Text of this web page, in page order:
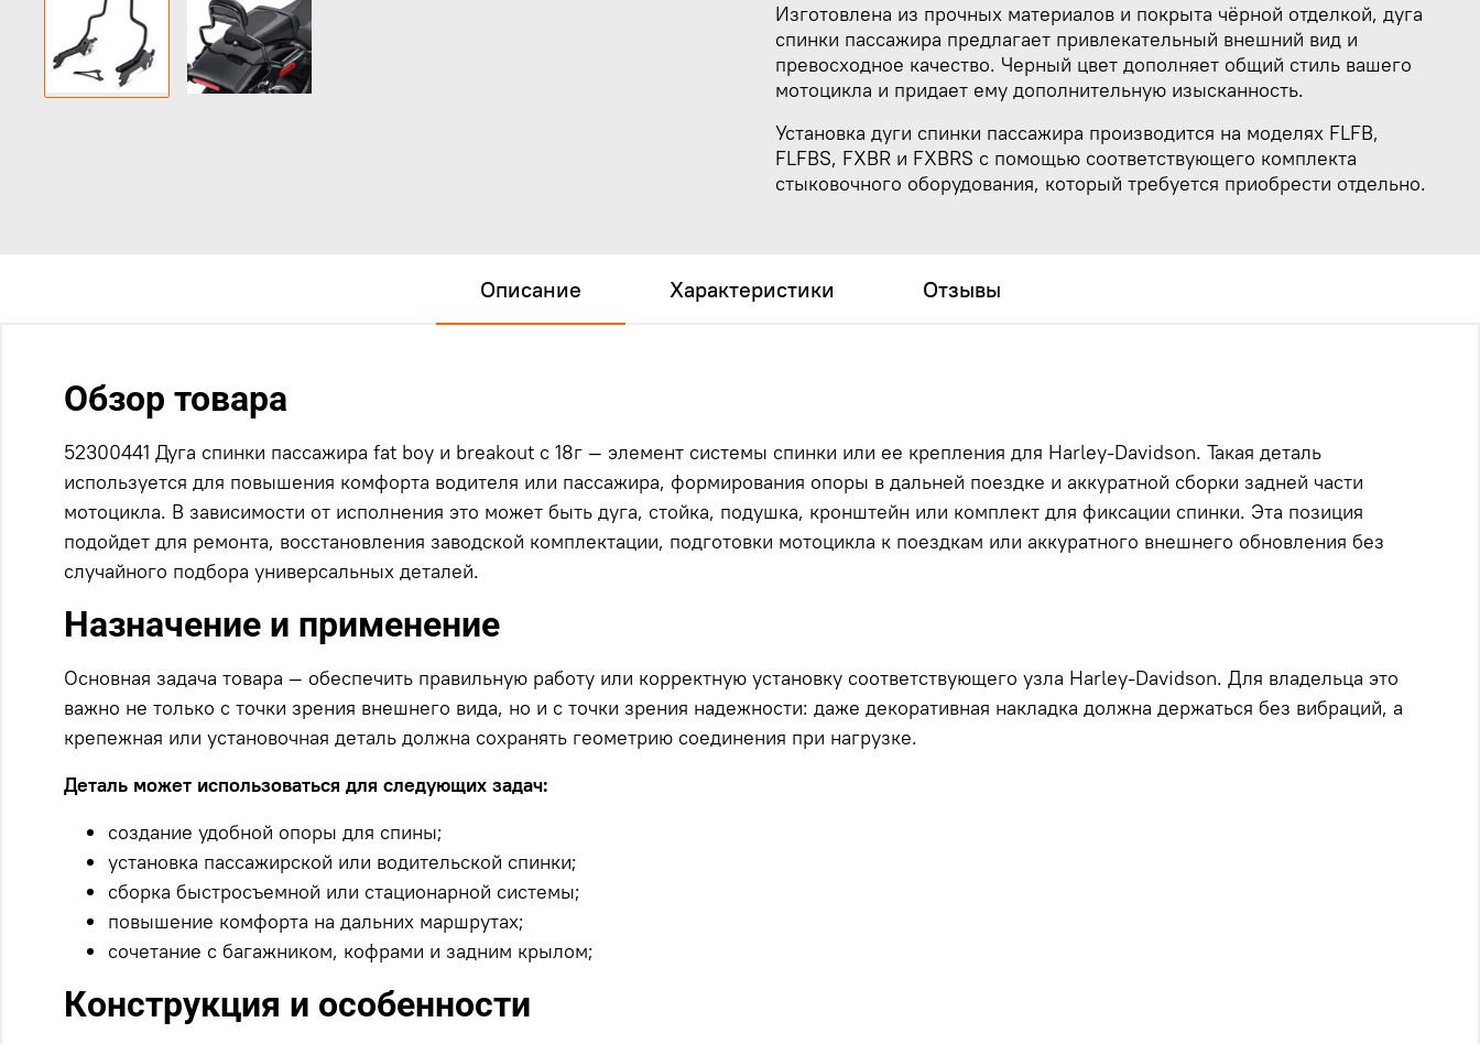
Изготовлена из прочных материалов и покрыта чёрной отделкой, дуга
спинки пассажира предлагает привлекательный внешний вид и
превосходное качество. Черный цвет дополняет общий стиль вашего
мотоцикла и придает ему дополнительную изысканность.
Установка дуги спинки пассажира производится на моделях FLFB,
FLFBS, FXBR и FXBRS с помощью соответствующего комплекта
стыковочного оборудования, который требуется приобрести отдельно.
Описание Характеристики Отзывы
Обзор товара
52300441 Дуга спинки пассажира fat boy и breakout с 18г — элемент системы спинки или ее крепления для Harley-Davidson. Такая деталь
используется для повышения комфорта водителя или пассажира, формирования опоры в дальней поездке и аккуратной сборки задней части
мотоцикла. В зависимости от исполнения это может быть дуга, стойка, подушка, кронштейн или комплект для фиксации спинки. Эта позиция
подойдет для ремонта, восстановления заводской комплектации, подготовки мотоцикла к поездкам или аккуратного внешнего обновления без
случайного подбора универсальных деталей.
Назначение и применение
Основная задача товара — обеспечить правильную работу или корректную установку соответствующего узла Harley-Davidson. Для владельца это
важно не только с точки зрения внешнего вида, но и с точки зрения надежности: даже декоративная накладка должна держаться без вибраций, а
крепежная или установочная деталь должна сохранять геометрию соединения при нагрузке.
Деталь может использоваться для следующих задач:
создание удобной опоры для спины;
установка пассажирской или водительской спинки;
сборка быстросъемной или стационарной системы;
повышение комфорта на дальних маршрутах;
сочетание с багажником, кофрами и задним крылом;
Конструкция и особенности